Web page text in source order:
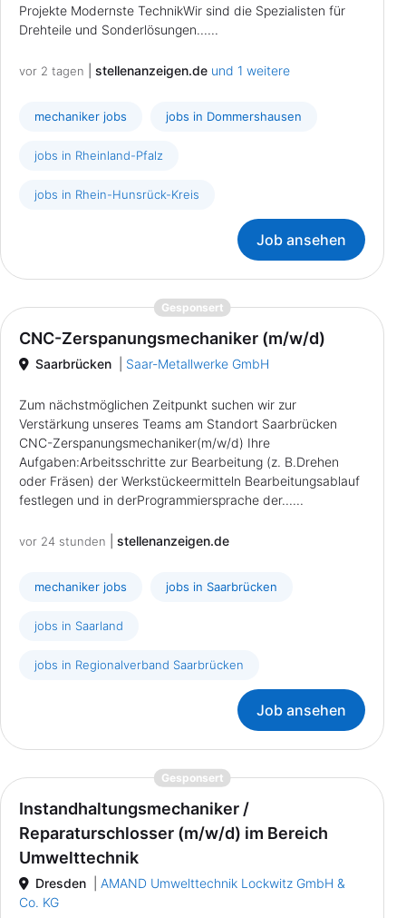
Projekte Modernste TechnikWir sind die Spezialisten für
Drehteile und Sonderlösungen......
vor 2 tagen stellenanzeigen.de und 1 weitere
mechaniker jobs jobs in Dommershausen
jobs in Rheinland-Pfalz
jobs in Rhein-Hunsrück-Kreis
Job ansehen
Gesponsert{prompt.job}
CNC-Zerspanungsmechaniker (m/w/d)
Saarbrücken Saar-Metallwerke GmbH
Zum nächstmöglichen Zeitpunkt suchen wir zur
Verstärkung unseres Teams am Standort Saarbrücken
CNC-Zerspanungsmechaniker(m/w/d) Ihre
Aufgaben:Arbeitsschritte zur Bearbeitung (z. B.Drehen
oder Fräsen) der Werkstückeermitteln Bearbeitungsablauf
festlegen und in derProgrammiersprache der......
vor 24 stunden stellenanzeigen.de
mechaniker jobs jobs in Saarbrücken
jobs in Saarland
jobs in Regionalverband Saarbrücken
Job ansehen
Gesponsert{prompt.job}
Instandhaltungsmechaniker /
Reparaturschlosser (m/w/d) im Bereich
Umwelttechnik
Dresden
AMAND Umwelttechnik Lockwitz GmbH &
Co. KG